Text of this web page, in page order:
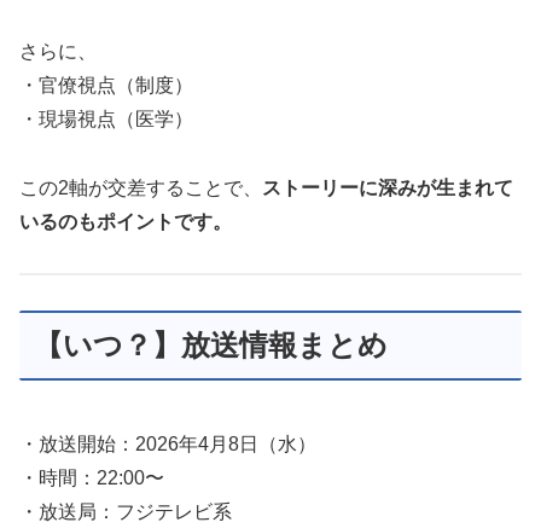
さらに、
・官僚視点（制度）
・現場視点（医学）
この2軸が交差することで、
ストーリーに深みが生まれて
いるのもポイントです。
【いつ？】放送情報まとめ
・放送開始：2026年4月8日（水）
・時間：22:00〜
・放送局：フジテレビ系